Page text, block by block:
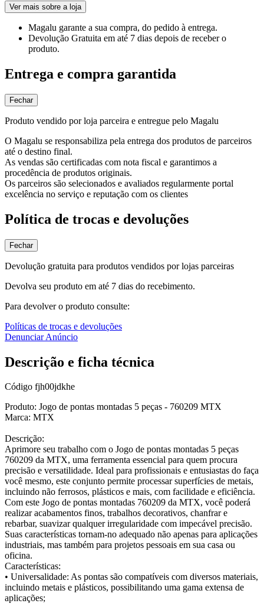
Ver mais sobre a loja
Magalu garante a sua compra, do pedido à entrega.
Devolução Gratuita em até 7 dias depois de receber o
produto.
Entrega e compra garantida
Fechar
Produto vendido por loja parceira e entregue pelo Magalu
O Magalu se responsabiliza pela entrega dos produtos de parceiros
até o destino final.
As vendas são certificadas com nota fiscal e garantimos a
procedência de produtos originais.
Os parceiros são selecionados e avaliados regularmente portal
excelência no serviço e reputação com os clientes
Política de trocas e devoluções
Fechar
Devolução gratuita para produtos vendidos por lojas parceiras
Devolva seu produto em até 7 dias do recebimento.
Para devolver o produto consulte:
Políticas de trocas e devoluções
Denunciar Anúncio
Descrição e ficha técnica
Código fjh00jdkhe
Produto: Jogo de pontas montadas 5 peças - 760209 MTX
Marca: MTX
Descrição:
Aprimore seu trabalho com o Jogo de pontas montadas 5 peças
760209 da MTX, uma ferramenta essencial para quem procura
precisão e versatilidade. Ideal para profissionais e entusiastas do faça
você mesmo, este conjunto permite processar superfícies de metais,
incluindo não ferrosos, plásticos e mais, com facilidade e eficiência.
Com este Jogo de pontas montadas 760209 da MTX, você poderá
realizar acabamentos finos, trabalhos decorativos, chanfrar e
rebarbar, suavizar qualquer irregularidade com impecável precisão.
Suas características tornam-no adequado não apenas para aplicações
industriais, mas também para projetos pessoais em sua casa ou
oficina.
Características:
• Universalidade: As pontas são compatíveis com diversos materiais,
incluindo metais e plásticos, possibilitando uma gama extensa de
aplicações;